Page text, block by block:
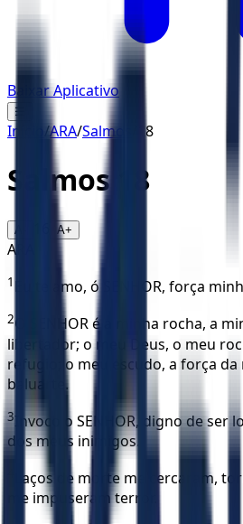
Baixar Aplicativo
☰
Início /ARA/Salmos 18
Salmos 18
A- A+
ARA
1 Eu te amo, ó SENHOR, força
2O SENHOR é a minha rocha, a
libertador; o meu Deus, o meu
refugio; o meu escudo, a força da
baluarte.
3Invoco o SENHOR, digno de ser
dos meus inimigos.
Laços de morte me cercaram,
me impuseram terror.